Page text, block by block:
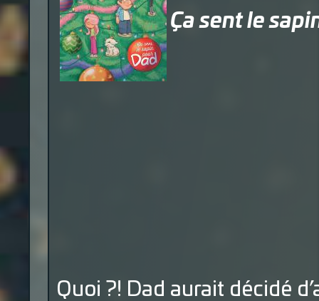
Ça sent le
Quoi ?! Dad aurait décidé